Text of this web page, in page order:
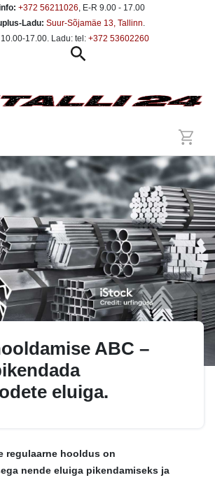
+372 56211026, E-R 9.00 - 17.00
Ladu: Suur-Sõjamäe 13, Tallinn.
17.00. Ladu: tel: +372 53602260
ABC –
eluiga.
regulaarne hooldus on
nende eluiga pikendamiseks ja